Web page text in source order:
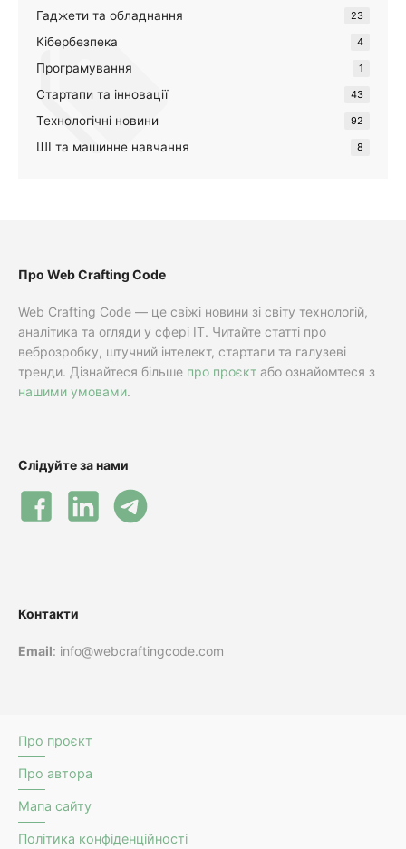
Гаджети та обладнання 23
Кібербезпека 4
Програмування 1
Стартапи та інновації 43
Технологічні новини 92
ШІ та машинне навчання 8
Про Web Crafting Code
Web Crafting Code — це свіжі новини зі світу технологій,
аналітика та огляди у сфері IT. Читайте статті про
веброзробку, штучний інтелект, стартапи та галузеві
тренди. Дізнайтеся більше про проєкт або ознайомтеся з
нашими умовами.
Слідуйте за нами
Контакти
Email: info@webcraftingcode.com
Про проєкт
Про автора
Мапа сайту
Політика конфіденційності